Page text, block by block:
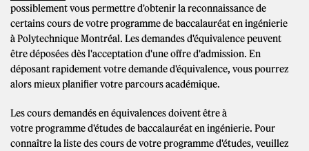
possiblement vous permettre d'obtenir la reconnaissance de
certains cours de votre programme de baccalauréat en ingénierie
à Polytechnique Montréal. Les demandes d'équivalence peuvent
être déposées dès l'acceptation d'une offre d'admission. En
déposant rapidement votre demande d'équivalence, vous pourrez
alors mieux planifier votre parcours académique.
Les cours demandés en équivalences doivent être à
votre programme d'études de baccalauréat en ingénierie. Pour
connaître la liste des cours de votre programme d'études, veuillez